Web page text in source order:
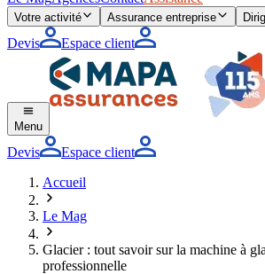
Votre activité Assurance entreprise
Devis Espace client
Menu
Devis
Espace client
Accueil
Le Mag
Glacier : tout savoir sur la machine à
professionnelle